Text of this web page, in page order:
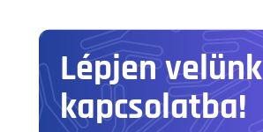
Lépjen velünk
kapcsolatba!